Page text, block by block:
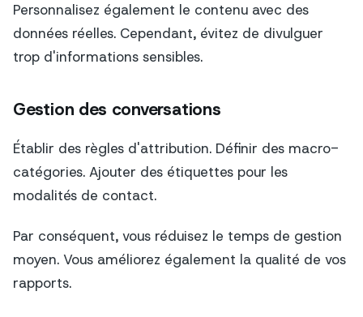
Personnalisez également le contenu avec des
données réelles. Cependant, évitez de divulguer
trop d'informations sensibles.
Gestion des conversations
Établir des règles d'attribution. Définir des macro-
catégories. Ajouter des étiquettes pour les
modalités de contact.
Par conséquent, vous réduisez le temps de gestion
moyen. Vous améliorez également la qualité de vos
rapports.